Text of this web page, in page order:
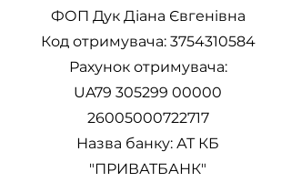
ФОП Дук Діана Євгенівна
Код отримувача: 3754310584
Рахунок отримувача:
UA79 305299 00000
26005000722717
Назва банку: АТ КБ
"ПРИВАТБАНК"